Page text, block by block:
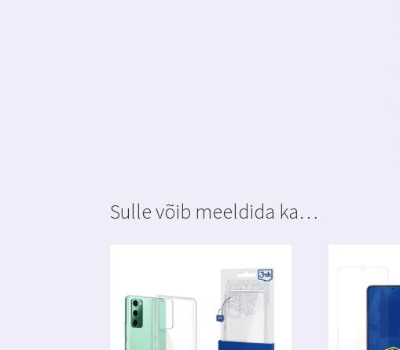
Sulle võib meeldida ka…